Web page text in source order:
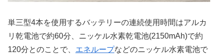
単三型4本を使用するバッテリーの連続使用時間はアルカ
リ乾電池で約60分、ニッケル水素乾電池(2150mAh)で約
120分とのことで、 エネループなどのニッケル水素電池で